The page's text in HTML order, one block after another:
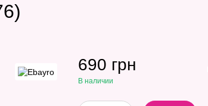
690 грн
В наличии